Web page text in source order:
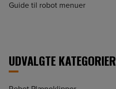
Guide til robot menuer
UDVALGTE KATEGORIER